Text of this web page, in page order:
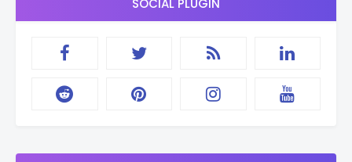
SOCIAL PLUGIN